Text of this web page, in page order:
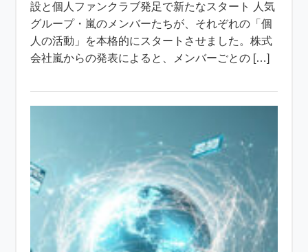
設と個人ファンクラブ発足で新たなスタート 人気
グループ・嵐のメンバーたちが、それぞれの「個
人の活動」を本格的にスタートさせました。株式
会社嵐からの発表によると、メンバーごとの […]